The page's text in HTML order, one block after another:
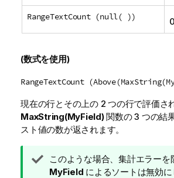
RangeTextCount (null( ))
(数式を使用)
RangeTextCount
現在の行とその上の 2 つの行で評価さ
MaxString(MyField)関数の 3 つの結
スト値の数が返されます。
ヒ
ン
このような場合、集計エラーを
MyField によるソートは無効に